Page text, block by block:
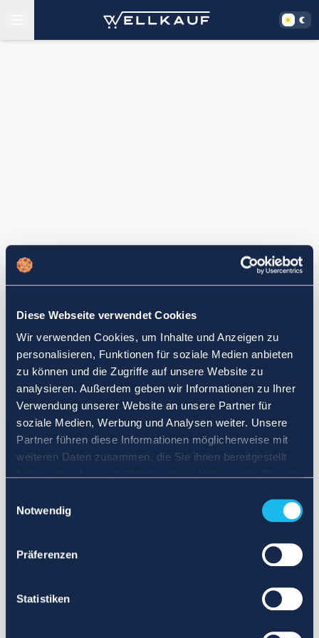
Diese Webseite verwendet Cookies
Wir verwenden Cookies, um Inhalte und Anzeigen zu
personalisieren, Funktionen für soziale Medien anbieten
zu können und die Zugriffe auf unsere Website zu
analysieren. Außerdem geben wir Informationen zu Ihrer
Verwendung unserer Website an unsere Partner für
soziale Medien, Werbung und Analysen weiter. Unsere
Partner führen diese Informationen möglicherweise mit
weiteren Daten zusammen, die Sie ihnen bereitgestellt
Notwendig
Präferenzen
Statistiken